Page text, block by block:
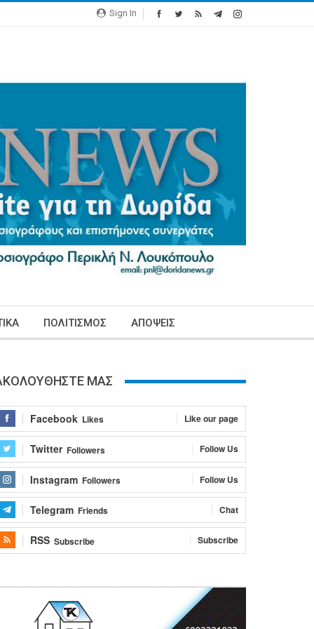
Sign In
ΠΟΛΙΤΙΣΜΟΣ ΑΠΟΨΕΙΣ
ΜΑΣ
Facebook Likes Like our page
Twitter Followers Follow Us
Instagram Followers Follow Us
Telegram Friends Chat
RSS Subscribe Subscribe